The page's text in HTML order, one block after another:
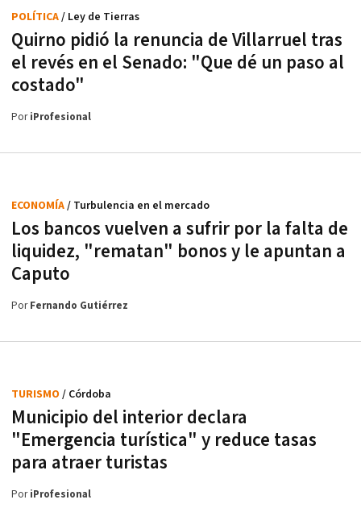
Quirno pidió la renuncia de Villarruel tras
el revés en el Senado: "Que dé un paso al
costado"
POLÍTICA/ Ley de Tierras
PoriProfesional
Los bancos vuelven a sufrir por la falta de
liquidez, "rematan" bonos y le apuntan a
Caputo
ECONOMÍA/ Turbulencia en el mercado
PorFernando Gutiérrez
Municipio del interior declara
"Emergencia turística" y reduce tasas
para atraer turistas
TURISMO / Córdoba
PoriProfesional